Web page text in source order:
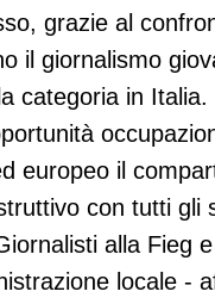
grazie al
il giornalismo
categoria in
europeo il
con tutti gli
alla Fieg
locale -